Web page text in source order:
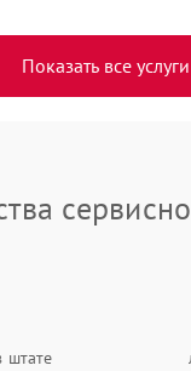
Показать все услуги
штате